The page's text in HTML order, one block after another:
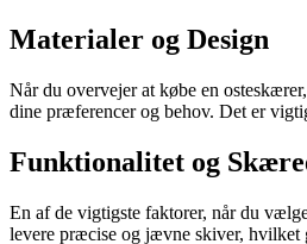
Materialer og Design
Når du overvejer at købe en
dine præferencer og behov. Det er
Funktionalitet og
En af de vigtigste faktorer, når du
levere præcise og jævne skiver, hvilket